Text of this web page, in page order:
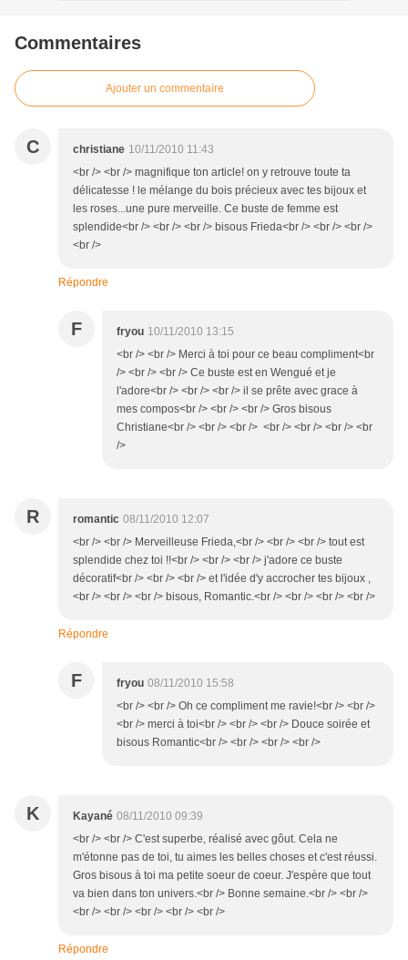
Commentaires
Ajouter un commentaire
C christiane 10/11/2010 11:43
<br /> <br /> magnifique ton article! on y retrouve toute ta
délicatesse ! le mélange du bois précieux avec tes bijoux et
les roses...une pure merveille. Ce buste de femme est
splendide<br /> <br /> <br /> bisous Frieda<br /> <br /> <br />
<br />
Répondre
F fryou 10/11/2010 13:15
<br /> <br /> Merci à toi pour ce beau compliment<br
/> <br /> <br /> Ce buste est en Wengué et je
l'adore<br /> <br /> <br /> il se prête avec grace à
mes compos<br /> <br /> <br /> Gros bisous
Christiane<br /> <br /> <br /> <br /> <br /> <br /> <br
/>
R romantic 08/11/2010 12:07
<br /> <br /> Merveilleuse Frieda,<br /> <br /> <br /> tout est
splendide chez toi !!<br /> <br /> <br /> j'adore ce buste
décoratif<br /> <br /> <br /> et l'idée d'y accrocher tes bijoux ,
<br /> <br /> <br /> bisous, Romantic.<br /> <br /> <br /> <br />
Répondre
F fryou 08/11/2010 15:58
<br /> <br /> Oh ce compliment me ravie!<br /> <br />
<br /> merci à toi<br /> <br /> <br /> Douce soirée et
bisous Romantic<br /> <br /> <br /> <br />
K Kayané 08/11/2010 09:39
<br /> <br /> C'est superbe, réalisé avec gôut. Cela ne
m'étonne pas de toi, tu aimes les belles choses et c'est réussi.
Gros bisous à toi ma petite soeur de coeur. J'espère que tout
va bien dans ton univers.<br /> Bonne semaine.<br /> <br />
<br /> <br /> <br /> <br /> <br />
Répondre